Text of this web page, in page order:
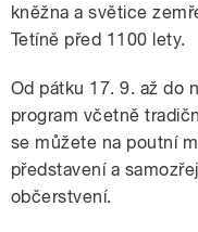
kněžna a světice
Tetíně před 1100 lety.
Od pátku 17. 9. až do
program včetně
se můžete na poutní
představení a
občerstvení.